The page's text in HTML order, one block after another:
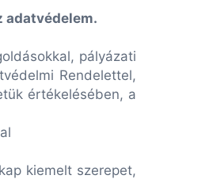
adatvédelem.
pályázati
Rendelettel,
értékelésében, a
kiemelt szerepet,